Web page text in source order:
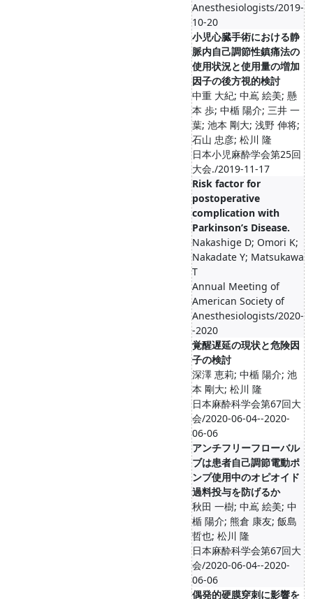
Anesthesiologists/2019-
10-20
小児心臓手術における静
脈内自己調節性鎮痛法の
使用状況と使用量の増加
因子の後方視的検討
中重 大紀; 中嶌 絵美; 懸
本 歩; 中楯 陽介; 三井 一
葉; 池本 剛大; 浅野 伸将;
石山 忠彦; 松川 隆
日本小児麻酔学会第25回
大会./2019-11-17
Risk factor for
postoperative
complication with
Parkinson’s Disease.
Nakashige D; Omori K;
Nakadate Y; Matsukawa
T
Annual Meeting of
American Society of
Anesthesiologists/2020-
-2020
覚醒遅延の現状と危険因
子の検討
深澤 恵莉; 中楯 陽介; 池
本 剛大; 松川 隆
日本麻酔科学会第67回大
会/2020-06-04--2020-
06-06
アンチフリーフローバル
ブは患者自己調節電動ポ
ンプ使用中のオピオイド
過料投与を防げるか
秋田 一樹; 中嶌 絵美; 中
楯 陽介; 熊倉 康友; 飯島
哲也; 松川 隆
日本麻酔科学会第67回大
会/2020-06-04--2020-
06-06
偶発的硬膜穿刺に影響を